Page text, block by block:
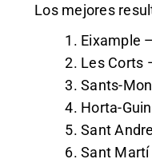
Los mejores
Eixample
Les Corts
Sants-
Horta-
Sant
Sant Martí